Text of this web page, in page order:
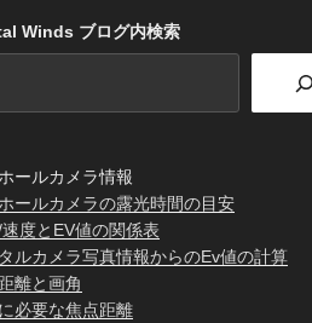
Winds ブログ内検索
ールカメラ情報
ールカメラの露光時間の目安
度とEV値の関係表
ルカメラ写真情報からのEv値の計算
離と画角
必要な焦点距離